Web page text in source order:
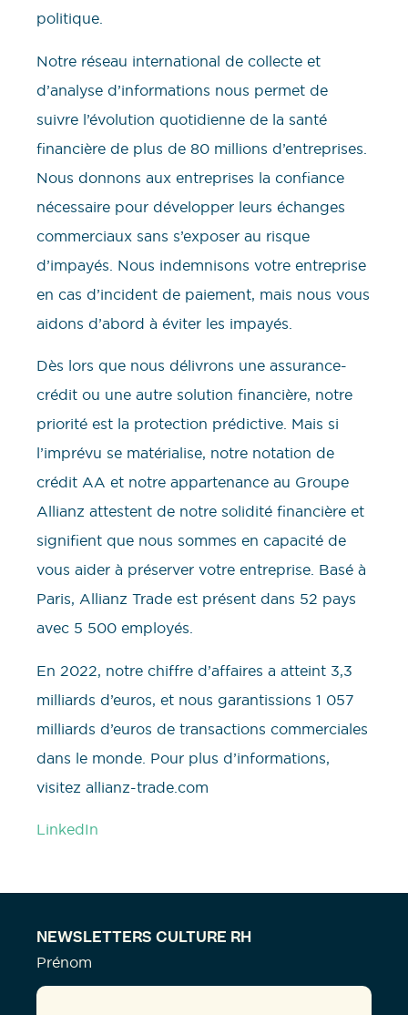
politique.
Notre réseau international de collecte et
d’analyse d’informations nous permet de
suivre l’évolution quotidienne de la santé
financière de plus de 80 millions d’entreprises.
Nous donnons aux entreprises la confiance
nécessaire pour développer leurs échanges
commerciaux sans s’exposer au risque
d’impayés. Nous indemnisons votre entreprise
en cas d’incident de paiement, mais nous vous
aidons d’abord à éviter les impayés.
Dès lors que nous délivrons une assurance-
crédit ou une autre solution financière, notre
priorité est la protection prédictive. Mais si
l’imprévu se matérialise, notre notation de
crédit AA et notre appartenance au Groupe
Allianz attestent de notre solidité financière et
signifient que nous sommes en capacité de
vous aider à préserver votre entreprise. Basé à
Paris, Allianz Trade est présent dans 52 pays
avec 5 500 employés.
En 2022, notre chiffre d’affaires a atteint 3,3
milliards d’euros, et nous garantissions 1 057
milliards d’euros de transactions commerciales
dans le monde. Pour plus d’informations,
visitez allianz-trade.com
LinkedIn
NEWSLETTERS CULTURE RH
Prénom